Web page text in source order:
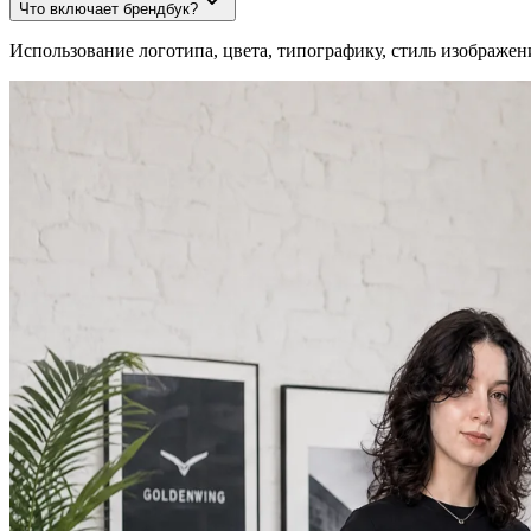
Что включает брендбук?
Использование логотипа, цвета, типографику, стиль